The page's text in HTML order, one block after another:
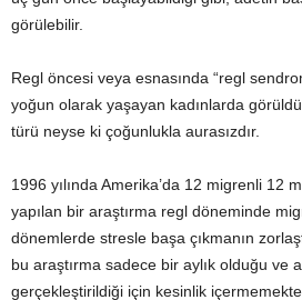
görülebilir.
Regl öncesi veya esnasında “regl
yoğun olarak yaşayan kadınlarda
türü neyse ki çoğunlukla aurasızdır.
1996 yılında Amerika’da 12 migrenli 12
yapılan bir araştırma regl döneminde
dönemlerde stresle başa çıkmanın
bu araştırma sadece bir aylık olduğu ve
gerçekleştirildiği için kesinlik